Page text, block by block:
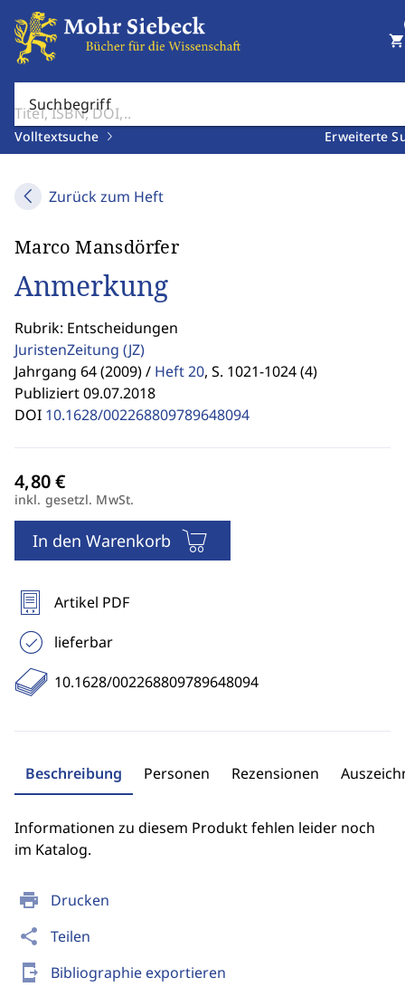
Suchbegriff
Volltextsuche Erweiterte
shopping_cart
Zurück zum Heft
print Drucken
share Teilen
send_to_mobile Bibliographie exportieren
Marco Mansdörfer
Anmerkung
Rubrik: Entscheidungen
JuristenZeitung (JZ)
Jahrgang 64 (2009) / Heft 20, S. 1021-1024 (4)
Publiziert 09.07.2018
DOI 10.1628/002268809789648094
inkl. gesetzl. MwSt.
In den Warenkorb
Artikel PDF
lieferbar
10.1628/002268809789648094
Beschreibung Personen Rezensionen
Informationen zu diesem Produkt fehlen leider noch
im Katalog.